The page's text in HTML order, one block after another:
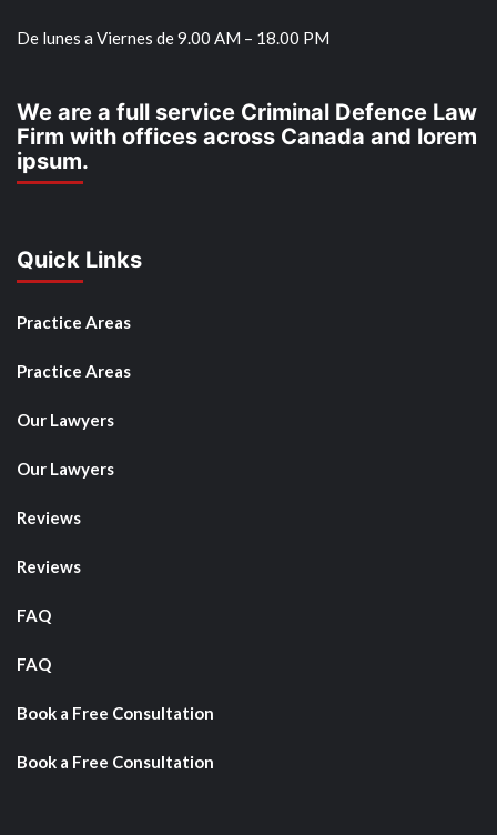
De lunes a Viernes de 9.00 AM – 18.00 PM
We are a full service Criminal Defence Law
Firm with offices across Canada and lorem
ipsum.
Quick Links
Practice Areas
Practice Areas
Our Lawyers
Our Lawyers
Reviews
Reviews
FAQ
FAQ
Book a Free Consultation
Book a Free Consultation